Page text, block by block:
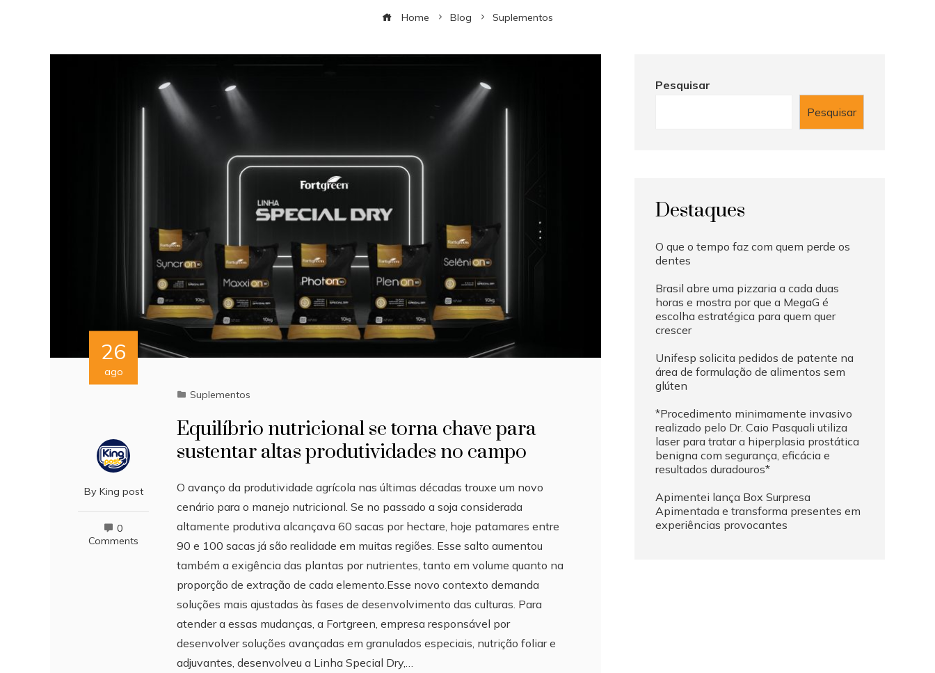
Home Blog Suplementos
26
ago
By King post
0
Comments
Suplementos
Equilíbrio nutricional se torna chave para
sustentar altas produtividades no campo
O avanço da produtividade agrícola nas últimas décadas trouxe um novo
cenário para o manejo nutricional. Se no passado a soja considerada
altamente produtiva alcançava 60 sacas por hectare, hoje patamares entre
90 e 100 sacas já são realidade em muitas regiões. Esse salto aumentou
também a exigência das plantas por nutrientes, tanto em volume quanto na
proporção de extração de cada elemento.Esse novo contexto demanda
soluções mais ajustadas às fases de desenvolvimento das culturas. Para
atender a essas mudanças, a Fortgreen, empresa responsável por
desenvolver soluções avançadas em granulados especiais, nutrição foliar e
adjuvantes, desenvolveu a Linha Special Dry,…
Pesquisar
Pesquisar
Destaques
O que o tempo faz com quem perde os
dentes
Brasil abre uma pizzaria a cada duas
horas e mostra por que a MegaG é
escolha estratégica para quem quer
crescer
Unifesp solicita pedidos de patente na
área de formulação de alimentos sem
glúten
*Procedimento minimamente invasivo
realizado pelo Dr. Caio Pasquali utiliza
laser para tratar a hiperplasia prostática
benigna com segurança, eficácia e
resultados duradouros*
Apimentei lança Box Surpresa
Apimentada e transforma presentes em
experiências provocantes